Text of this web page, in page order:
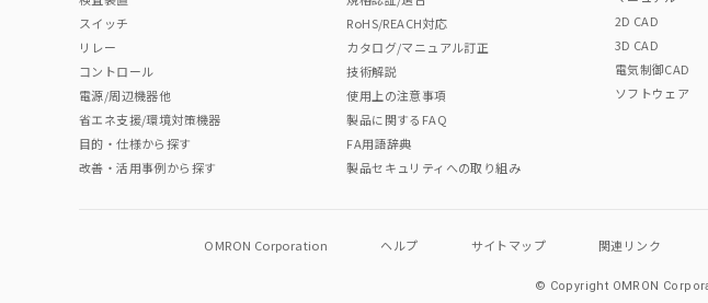
"対応済み"や非含有の記載がされた商品であっても、流通在庫等で未対応品が混在する可
非含有品が必要な際は、弊社営業部門もしくは販売店へお問い合わせください。
スイッチ
リレー
コントロール
電源/周辺機器他
省エネ支援/環境対策機器
目的・仕様から探す
改善・活用事例から探す
RoHS/REACH対応
カタログ/マニュアル訂正
技術解説
使用上の注意事項
製品に関するFAQ
FA用語辞典
製品セキュリティへの取り組み
2D CAD
3D CAD
電気制御CAD
ソフトウェア
OMRON Corporation ヘルプ サイトマップ 関連リンク
© Copyright OMRON